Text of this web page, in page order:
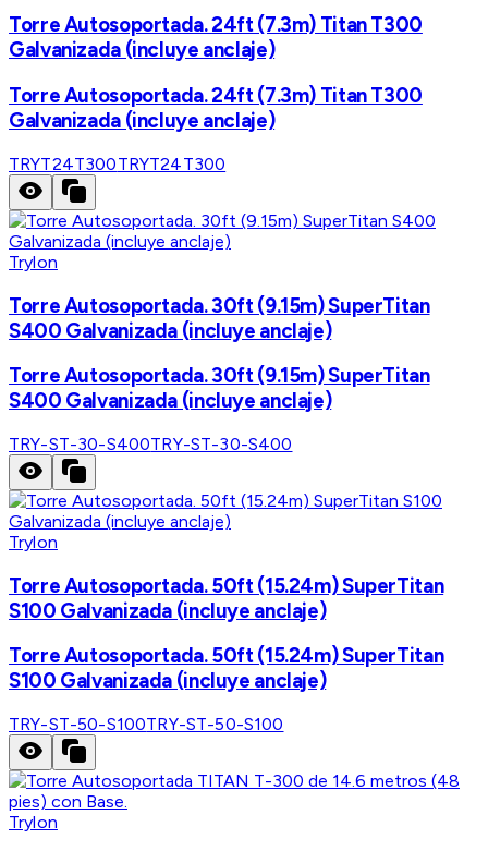
Torre Autosoportada. 24ft (7.3m) Titan T300
Galvanizada (incluye anclaje)
Torre Autosoportada. 24ft (7.3m) Titan T300
Galvanizada (incluye anclaje)
TRYT24T300TRYT24T300
Trylon
Torre Autosoportada. 30ft (9.15m) SuperTitan
S400 Galvanizada (incluye anclaje)
Torre Autosoportada. 30ft (9.15m) SuperTitan
S400 Galvanizada (incluye anclaje)
TRY-ST-30-S400TRY-ST-30-S400
Trylon
Torre Autosoportada. 50ft (15.24m) SuperTitan
S100 Galvanizada (incluye anclaje)
Torre Autosoportada. 50ft (15.24m) SuperTitan
S100 Galvanizada (incluye anclaje)
TRY-ST-50-S100TRY-ST-50-S100
Trylon